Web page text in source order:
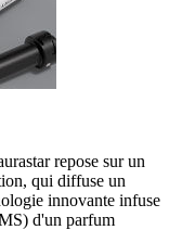
repose sur un
qui diffuse un
innovante infuse
d'un parfum